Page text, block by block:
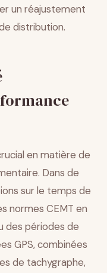
un réajustement
distribution.
en matière de
Dans de
sur le temps de
normes CEMT en
des périodes de
GPS, combinées
de tachygraphe,